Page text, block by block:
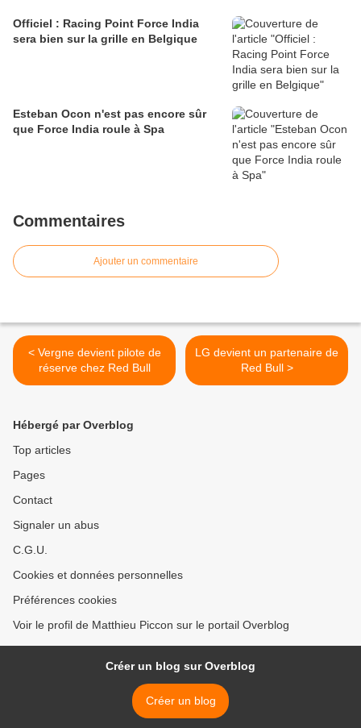
Officiel : Racing Point Force India
sera bien sur la grille en Belgique
Esteban Ocon n'est pas encore sûr
que Force India roule à Spa
Commentaires
Ajouter un commentaire
< Vergne devient pilote de
réserve chez Red Bull
LG devient un partenaire de
Red Bull >
Hébergé par Overblog
Top articles
Pages
Contact
Signaler un abus
C.G.U.
Cookies et données personnelles
Préférences cookies
Voir le profil de Matthieu Piccon sur le portail Overblog
Créer un blog sur Overblog
Créer un blog